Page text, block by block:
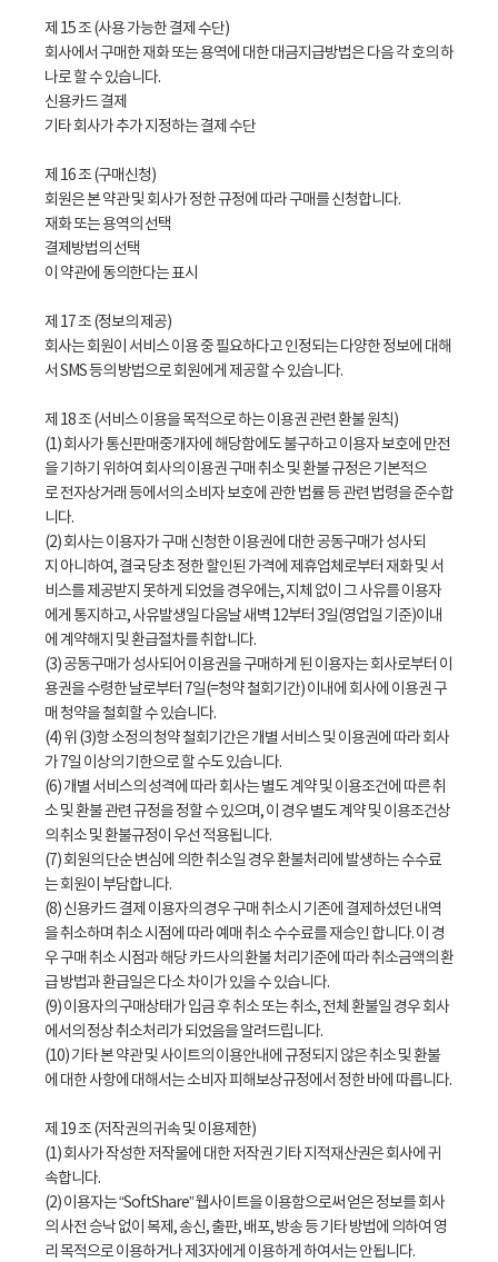
제 15 조 (사용 가능한 결제 수단)
회사에서 구매한 재화 또는 용역에 대한 대금지급방법은 다음 각 호의 하
나로 할 수 있습니다.
신용카드 결제
기타 회사가 추가 지정하는 결제 수단
제 16 조 (구매신청)
회원은 본 약관 및 회사가 정한 규정에 따라 구매를 신청합니다.
재화 또는 용역의 선택
결제방법의 선택
이 약관에 동의한다는 표시
제 17 조 (정보의 제공)
회사는 회원이 서비스 이용 중 필요하다고 인정되는 다양한 정보에 대해
서 SMS 등의 방법으로 회원에게 제공할 수 있습니다.
제 18 조 (서비스 이용을 목적으로 하는 이용권 관련 환불 원칙)
(1) 회사가 통신판매중개자에 해당함에도 불구하고 이용자 보호에 만전
을 기하기 위하여 회사의 이용권 구매 취소 및 환불 규정은 기본적으
로 전자상거래 등에서의 소비자 보호에 관한 법률 등 관련 법령을 준수합
니다.
(2) 회사는 이용자가 구매 신청한 이용권에 대한 공동구매가 성사되
지 아니하여, 결국 당초 정한 할인된 가격에 제휴업체로부터 재화 및 서
비스를 제공받지 못하게 되었을 경우에는, 지체 없이 그 사유를 이용자
에게 통지하고, 사유발생일 다음날 새벽 12부터 3일(영업일 기준)이내
에 계약해지 및 환급절차를 취합니다.
(3) 공동구매가 성사되어 이용권을 구매하게 된 이용자는 회사로부터 이
용권을 수령한 날로부터 7일(=청약 철회기간) 이내에 회사에 이용권 구
매 청약을 철회할 수 있습니다.
(4) 위 (3)항 소정의 청약 철회기간은 개별 서비스 및 이용권에 따라 회사
가 7일 이상의 기한으로 할 수도 있습니다.
(6) 개별 서비스의 성격에 따라 회사는 별도 계약 및 이용조건에 따른 취
소 및 환불 관련 규정을 정할 수 있으며, 이 경우 별도 계약 및 이용조건상
의 취소 및 환불규정이 우선 적용됩니다.
(7) 회원의 단순 변심에 의한 취소일 경우 환불처리에 발생하는 수수료
는 회원이 부담합니다.
(8) 신용카드 결제 이용자의 경우 구매 취소시 기존에 결제하셨던 내역
을 취소하며 취소 시점에 따라 예매 취소 수수료를 재승인 합니다. 이 경
우 구매 취소 시점과 해당 카드사의 환불 처리기준에 따라 취소금액의 환
급 방법과 환급일은 다소 차이가 있을 수 있습니다.
(9) 이용자의 구매상태가 입금 후 취소 또는 취소, 전체 환불일 경우 회사
에서의 정상 취소처리가 되었음을 알려드립니다.
(10) 기타 본 약관 및 사이트의 이용안내에 규정되지 않은 취소 및 환불
에 대한 사항에 대해서는 소비자 피해보상규정에서 정한 바에 따릅니다.
제 19 조 (저작권의 귀속 및 이용제한)
(1) 회사가 작성한 저작물에 대한 저작권 기타 지적재산권은 회사에 귀
속합니다.
(2) 이용자는 “SoftShare” 웹사이트을 이용함으로써 얻은 정보를 회사
의 사전 승낙 없이 복제, 송신, 출판, 배포, 방송 등 기타 방법에 의하여 영
리 목적으로 이용하거나 제3자에게 이용하게 하여서는 안됩니다.